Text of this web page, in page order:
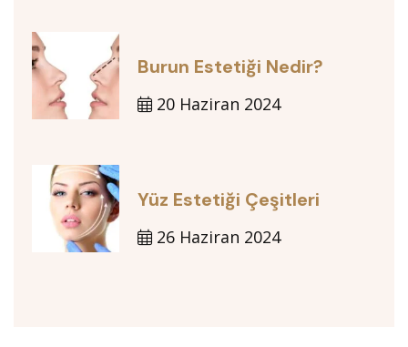
Burun Estetiği Nedir?
20 Haziran 2024
Yüz Estetiği Çeşitleri
26 Haziran 2024